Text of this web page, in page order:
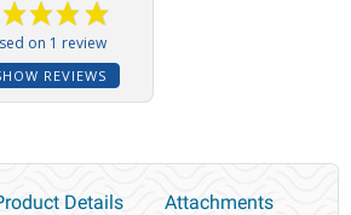
on 1 review
REVIEWS
Details Attachments